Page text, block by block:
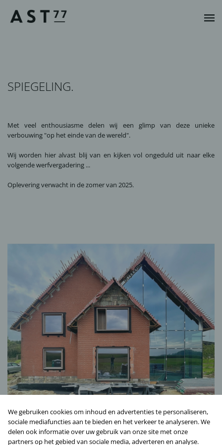
SPIEGELING.
Met veel enthousiasme delen wij een glimp van deze unieke
verbouwing "op het einde van de wereld".
Wij worden hier alvast blij van en kijken vol ongeduld uit naar elke
volgende werfvergadering ...
Oplevering verwacht in de zomer van 2025.
We gebruiken cookies om inhoud en advertenties te personaliseren,
sociale mediafuncties aan te bieden en het verkeer te analyseren. We
delen ook informatie over uw gebruik van onze site met onze
partners op het gebied van sociale media, adverteren en analyse.